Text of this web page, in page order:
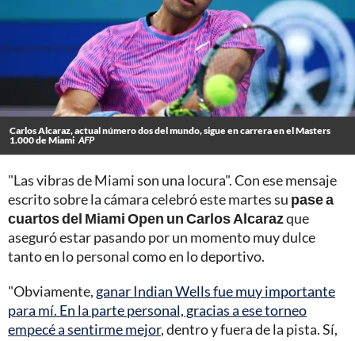
Carlos Alcaraz, actual número dos del mundo, sigue en carrera en el Masters
1.000 de Miami AFP
"Las vibras de Miami son una locura". Con ese mensaje
escrito sobre la cámara celebró este martes su pase a
cuartos del Miami Open un Carlos Alcarazque
aseguró estar pasando por un momento muy dulce
tanto en lo personal como en lo deportivo.
"Obviamente, ganar Indian Wells fue muy importante
para mí. En la parte personal, gracias a ese torneo
empecé a sentirme mejor, dentro y fuera de la pista. Sí,